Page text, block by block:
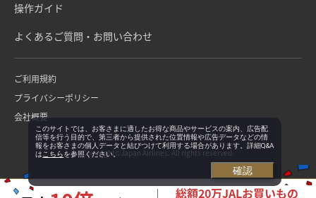
総額20万JALお買いもの
操作ガイド
よくあるご質問・お問い合わせ
ご利用規約
プライバシーポリシー
会社概要
Copyright©Japan Airlines. All rights reserved.
このサイトでは、お客さまに適したお得な商品やサービスの案内、広告配
信等を行う目的で、第三者から提供された位置情報や広告データなどの情
報をお客さまの個人データと結びつけて利用する場合があります。詳細Q&A
は こちらを参照ください。
確認